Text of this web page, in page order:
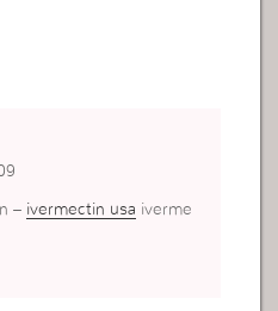
– ivermectin usa iverme